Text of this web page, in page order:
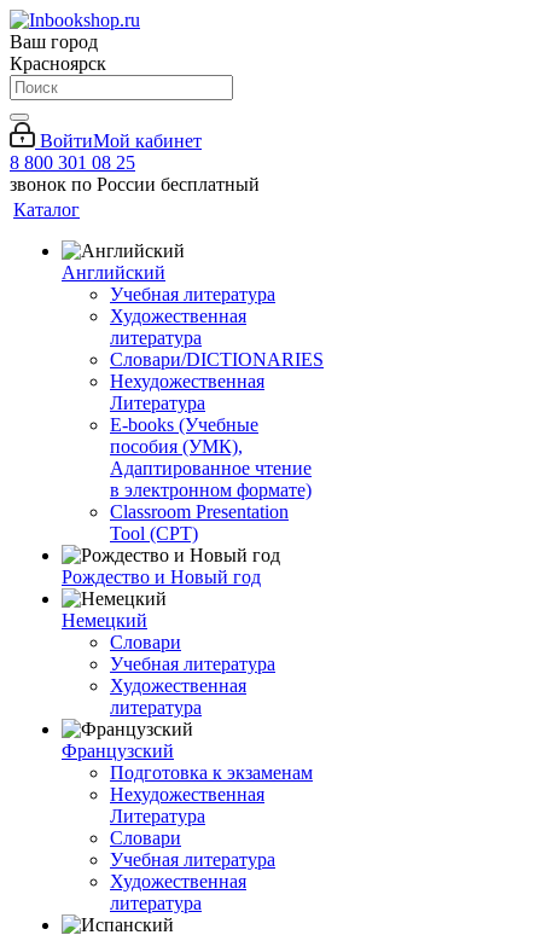
Ваш город
Красноярск
ВойтиМой кабинет
8 800 301 08 25
звонок по России бесплатный
Каталог
Английский
Учебная литература
Художественная
литература
Словари/DICTIONARIES
Нехудожественная
Литература
E-books (Учебные
пособия (УМК),
Адаптированное чтение
в электронном формате)
Classroom Presentation
Tool (CPT)
Рождество и Новый год
Немецкий
Словари
Учебная литература
Художественная
литература
Французский
Подготовка к экзаменам
Нехудожественная
Литература
Словари
Учебная литература
Художественная
литература